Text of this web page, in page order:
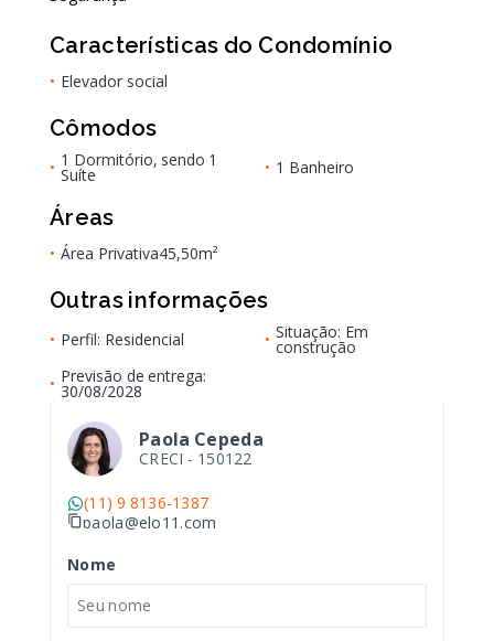
Características do Condomínio
• Elevador social
Cômodos
• 1 Dormitório, sendo 1
Suíte • 1 Banheiro
Áreas
• Área Privativa45,50m²
Outras informações
• Perfil: Residencial • Situação: Em
construção
• Previsão de entrega:
30/08/2028
Paola Cepeda
CRECI - 150122
(11) 9 8136-1387
paola@elo11.com
Nome